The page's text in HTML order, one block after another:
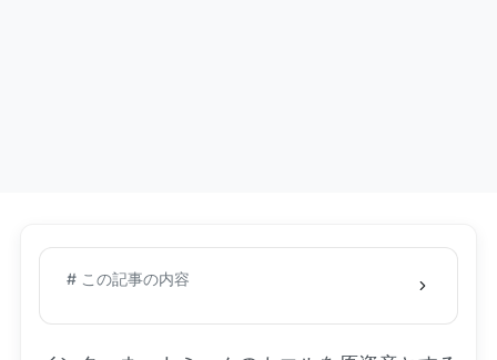
# この記事の内容